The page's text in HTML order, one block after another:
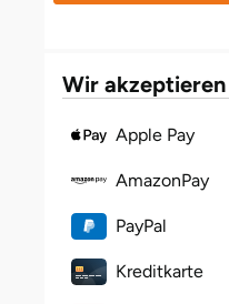
Wir akzeptieren
Apple Pay
AmazonPay
PayPal
Kreditkarte
Fürth
Geiselwind